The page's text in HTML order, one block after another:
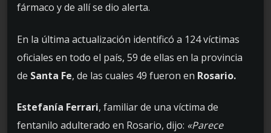
fármaco y de allí se dio alerta.
En la última actualización identificó a 124 víctimas
oficiales en todo el país, 59 de ellas en la provincia
de Santa Fe, de las cuales 49 fueron en Rosario.
Estefanía Ferrari, familiar de una víctima de
fentanilo adulterado en Rosario, dijo: «Parece